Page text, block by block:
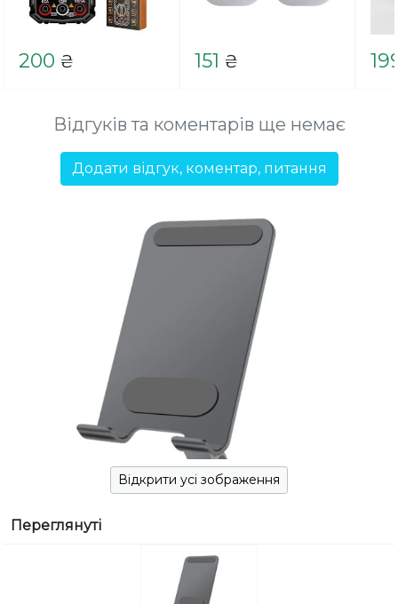
200 ₴ 151 ₴
Відгуків та коментарів ще немає
Додати відгук, коментар, питання
Відкрити усі зображення
Переглянуті